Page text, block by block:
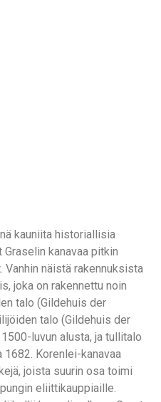
kauniita historiallisia
kanavaa pitkin
Vanhin näistä rakennuksista
joka on rakennettu noin
talo (Gildehuis der
talo (Gildehuis der
luvun alusta, ja tullitalo
1682. Korenlei-kanavaa
joista suurin osa toimi
eliittikauppiaille.